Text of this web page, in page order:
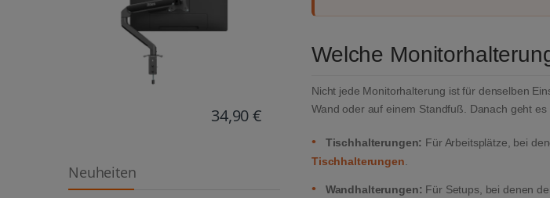
34,90 €
Neuheiten
Welche
Nicht jede Monitorhalterung ist für denselben
Wand oder auf einem Standfuß. Danach geht
• Tischhalterungen: Für Arbeitsplätze, bei
Tischhalterungen.
• Wandhalterungen: Für Setups, bei denen